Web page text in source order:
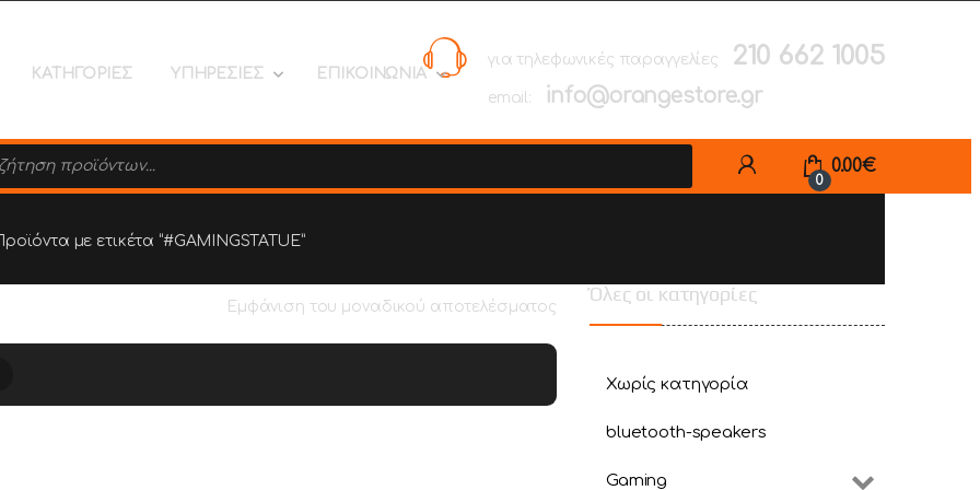
ΚΑΤΗΓΟΡΙΕΣ ΥΠΗΡΕΣΙΕΣ ΕΠΙΚΟΙΝΩΝΙΑ
για τηλεφωνικές παραγγελίες 210 662 1005
email: info@orangestore.gr
0
0.00€
με ετικέτα “#GAMINGSTATUE”
Εμφάνιση του μοναδικού αποτελέσματος
Όλες οι κατηγορίες
Χωρίς κατηγορία
bluetooth-speakers
Gaming